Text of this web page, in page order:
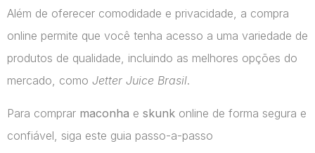
Além de oferecer comodidade e privacidade, a compra
online permite que você tenha acesso a uma variedade de
produtos de qualidade, incluindo as melhores opções do
mercado, como Jetter Juice Brasil.
Para comprar maconha e skunk online de forma segura e
confiável, siga este guia passo-a-passo